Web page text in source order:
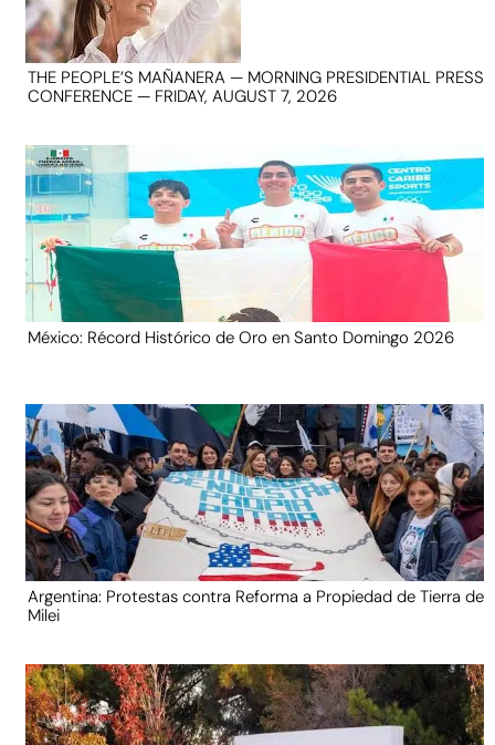
THE PEOPLE’S MAÑANERA — MORNING PRESIDENTIAL PRESS
CONFERENCE — FRIDAY, AUGUST 7, 2026
México: Récord Histórico de Oro en Santo Domingo 2026
Argentina: Protestas contra Reforma a Propiedad de Tierra de
Milei